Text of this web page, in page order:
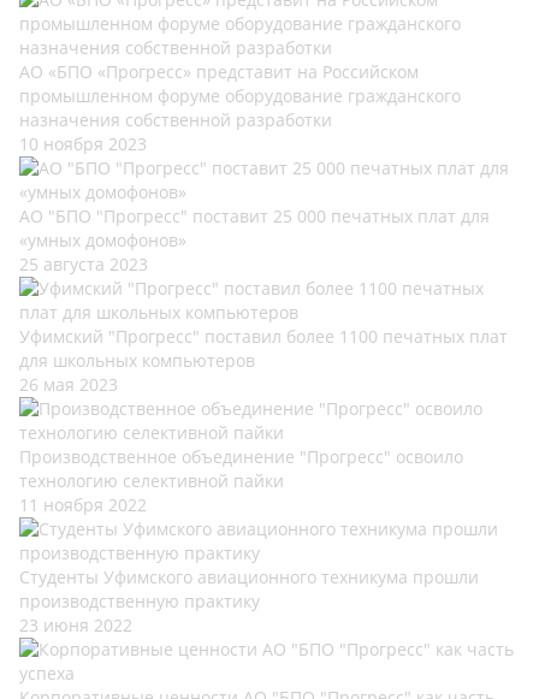
АО «БПО «Прогресс» представит на Российском
промышленном форуме оборудование гражданского
назначения собственной разработки
10 ноября 2023
АО "БПО "Прогресс" поставит 25 000 печатных плат для
«умных домофонов»
25 августа 2023
Уфимский "Прогресс" поставил более 1100 печатных плат
для школьных компьютеров
26 мая 2023
Производственное объединение "Прогресс" освоило
технологию селективной пайки
11 ноября 2022
Студенты Уфимского авиационного техникума прошли
производственную практику
23 июня 2022